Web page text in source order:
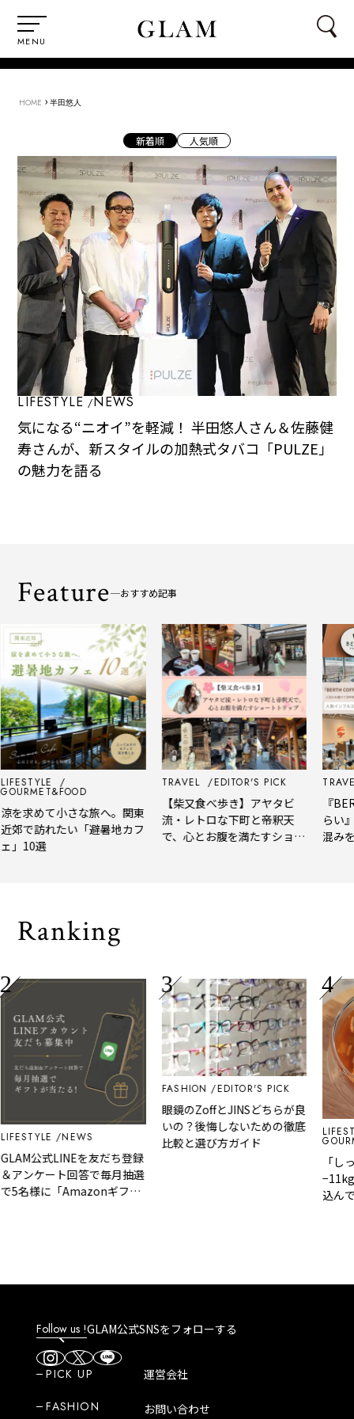
MENU
HOME › 半田悠人
新着順 人気順
LIFESTYLE NEWS
気になる“ニオイ”を軽減！ 半田悠人さん＆佐藤健
寿さんが、新スタイルの加熱式タバコ「PULZE」
の魅力を語る
Feature おすすめ記事
を求めて小さな旅へ。関東
郊で訪れたい「避暑地カフ
」10選
TRAVEL EDITOR'S PICK
【柴又食べ歩き】アヤタビ
流・レトロな下町と帝釈天
で、心とお腹を満たすショー
『
らい
混み
Ranking
NEWS
公式LINEを友だち登録
アンケート回答で毎月抽選
5名様に「Amazonギフト
FASHION EDITOR'S PICK
眼鏡のZoffとJINSどちらが良
いの？後悔しないための徹底
比較と選び方ガイド
「し
込ん
Follow us !GLAM公式SNSをフォローする
PICK UP
FASHION
運営会社
お問い合わせ